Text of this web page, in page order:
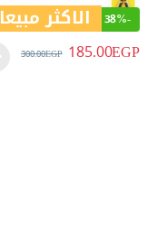
-
38% الاكثر مبيعا
185.00EGP
300.00EGP